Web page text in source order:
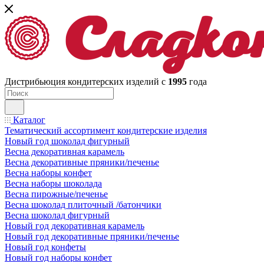
Дистрибьюция кондитерских изделий с 1995 года
Каталог
Тематический ассортимент кондитерские изделия
Новый год шоколад фигурный
Весна декоративная карамель
Весна декоративные пряники/печенье
Весна наборы конфет
Весна наборы шоколада
Весна пирожные/печенье
Весна шоколад плиточный /батончики
Весна шоколад фигурный
Новый год декоративная карамель
Новый год декоративные пряники/печенье
Новый год конфеты
Новый год наборы конфет